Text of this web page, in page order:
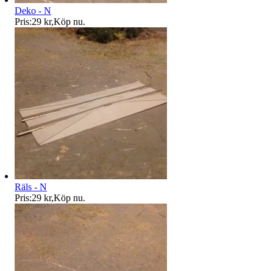
Deko - N
Pris:29 kr,Köp nu.
Räls - N
Pris:29 kr,Köp nu.